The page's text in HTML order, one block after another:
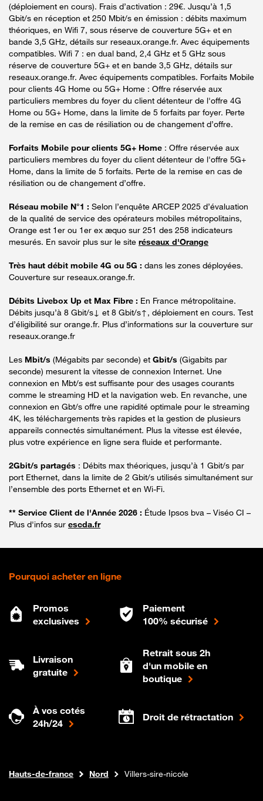
(déploiement en cours). Frais d’activation : 29€. Jusqu’à 1,5
Gbit/s en réception et 250 Mbit/s en émission : débits maximum
théoriques, en Wifi 7, sous réserve de couverture 5G+ et en
bande 3,5 GHz, détails sur reseaux.orange.fr. Avec équipements
compatibles. Wifi 7 : en dual band, 2,4 GHz et 5 GHz sous
réserve de couverture 5G+ et en bande 3,5 GHz, détails sur
reseaux.orange.fr. Avec équipements compatibles. Forfaits Mobile
pour clients 4G Home ou 5G+ Home : Offre réservée aux
particuliers membres du foyer du client détenteur de l'offre 4G
Home ou 5G+ Home, dans la limite de 5 forfaits par foyer. Perte
de la remise en cas de résiliation ou de changement d’offre.
Forfaits Mobile pour clients 5G+ Home : Offre réservée aux
particuliers membres du foyer du client détenteur de l'offre 5G+
Home, dans la limite de 5 forfaits. Perte de la remise en cas de
résiliation ou de changement d’offre.
Réseau mobile N°1 : Selon l’enquête ARCEP 2025 d’évaluation
de la qualité de service des opérateurs mobiles métropolitains,
Orange est 1er ou 1er ex æquo sur 251 des 258 indicateurs
mesurés. En savoir plus sur le site réseaux d'Orange
Très haut débit mobile 4G ou 5G : dans les zones déployées.
Couverture sur reseaux.orange.fr.
Débits Livebox Up et Max Fibre : En France métropolitaine.
Débits jusqu’à 8 Gbit/s↓ et 8 Gbit/s↑, déploiement en cours. Test
d’éligibilité sur orange.fr. Plus d’informations sur la couverture sur
reseaux.orange.fr
Les Mbit/s (Mégabits par seconde) et Gbit/s (Gigabits par
seconde) mesurent la vitesse de connexion Internet. Une
connexion en Mbt/s est suffisante pour des usages courants
comme le streaming HD et la navigation web. En revanche, une
connexion en Gbt/s offre une rapidité optimale pour le streaming
4K, les téléchargements très rapides et la gestion de plusieurs
appareils connectés simultanément. Plus la vitesse est élevée,
plus votre expérience en ligne sera fluide et performante.
2Gbit/s partagés : Débits max théoriques, jusqu’à 1 Gbit/s par
port Ethernet, dans la limite de 2 Gbit/s utilisés simultanément sur
l’ensemble des ports Ethernet et en Wi-Fi.
** Service Client de l'Année 2026 : Étude Ipsos bva – Viséo CI –
Plus d'infos sur escda.fr
Pourquoi acheter en ligne
Promos
exclusives
Paiement
100% sécurisé
Livraison
gratuite
Retrait sous 2h
d'un mobile en
boutique
À vos cotés
24h/24
Droit de rétractation
Boutique Orange
Internet fibre
Hauts-de-france Nord Villers-sire-nicole